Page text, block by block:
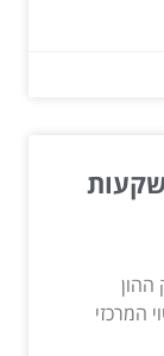
המרכזי